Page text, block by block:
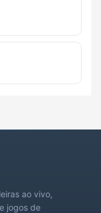
ao vivo,
jogos de